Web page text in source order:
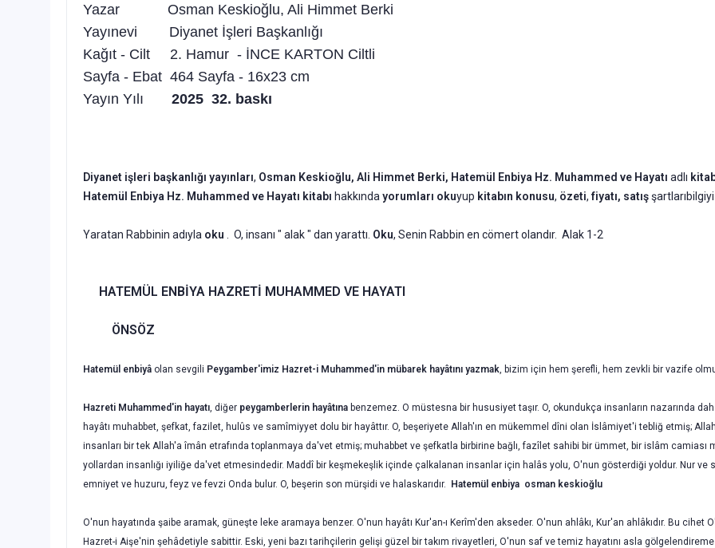
Yazar Osman Keskioğlu, Ali Himmet Berki
Yayınevi Diyanet İşleri Başkanlığı
Kağıt - Cilt 2. Hamur - İNCE KARTON Ciltli
Sayfa - Ebat 464 Sayfa - 16x23 cm
Yayın Yılı
2025 32. baskı
Diyanet işleri başkanlığı yayınları, Osman Keskioğlu, Ali Himmet Berki, Hatemül Enbiya Hz. Muhammed ve Hayatı adlı
Hatemül Enbiya Hz. Muhammed ve Hayatı kitabı hakkında yorumları okuyup kitabın konusu, özeti,fiyatı, satış
Yaratan Rabbinin adıyla oku . O, insanı " alak " dan yarattı. Oku, Senin Rabbin en cömert olandır. Alak 1-2
HATEMÜL ENBİYA HAZRETİ MUHAMMED VE HAYATI
ÖNSÖZ
Hatemül enbiyâ olan sevgili Peygamber'imiz Hazret-i Muhammed'in mübarek hayâtını yazmak, bizim için hem şerefli, hem zevkli bir vazife
Hazreti Muhammed'in hayatı, diğer peygamberlerin hayâtına benze­mez. O müstesna bir hususiyet taşır. O, okundukça insanların nazarında
hayâtı muhabbet, şefkat, fazilet, hulûs ve samîmiyyet dolu bir hayâttır. O, beşeri­yete Allah'ın en mükemmel dîni olan İslâmiyet'i tebliğ etmiş;
insanları bir tek Allah'a îmân etrafında toplanmaya da'vet etmiş; muhabbet ve şefkatla bir­birine bağlı, fazîlet sahibi bir ümmet, bir islâm
yollardan insanlığı iyiliğe da'vet etmesindedir. Maddî bir keşmekeşlik içinde çalkalanan insanlar için halâs yolu, O'nun gösterdiği yoldur. Nur ve
emniyet ve huzuru, feyz ve fevzi Onda bulur. O, beşerin son mürşidi ve halaskarıdır.
Hatemül enbiya osman keskioğlu
O'nun hayatında şaibe aramak, güneşte leke aramaya benzer. O'nun hayâtı Kur'an-ı Kerîm'den akseder. O'nun ahlâkı, Kur'an ahlâkıdır. Bu
Hazret-i Aişe'nin şehâdetiyle sabittir. Eski, yeni bazı tarihçilerin gelişi güzel bir takım rivayetleri, O'nun saf ve temiz hayatını asla